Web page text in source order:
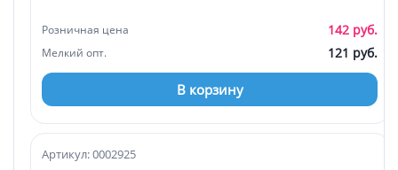
Розничная цена 142 руб.
Мелкий опт. 121 руб.
В корзину
Артикул: 0002925